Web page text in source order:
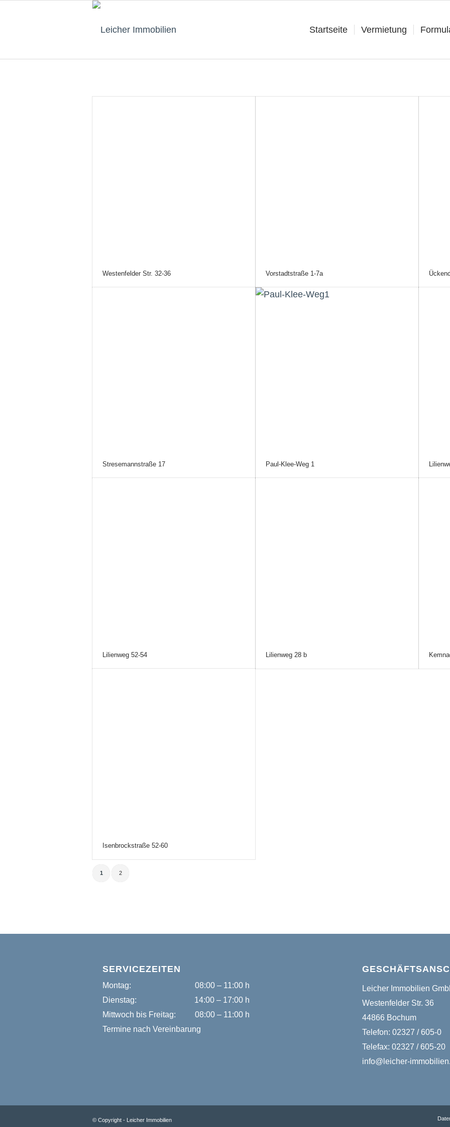
Startseite Vermietung
Westenfelder Str. 32-36 Vorstadtstraße 1-7a
Stresemannstraße 17 Paul-Klee-Weg 1
Lilienweg 52-54 Lilienweg 28 b
Isenbrockstraße 52-60
1 2
SERVICEZEITEN
Montag:
08:00 – 11:00 h
Dienstag:
14:00 – 17:00 h
Mittwoch bis Freitag:
08:00 – 11:00 h
Termine nach Vereinbarung
Leicher Immobilien
Westenfelder Str. 36
44866 Bochum
Telefon: 02327 / 605-0
Telefax: 02327 / 605-20
info@leicher-
© Copyright - Leicher Immobilien